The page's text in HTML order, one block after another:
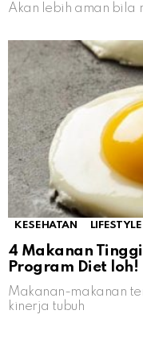
Akan lebih aman bila
KESEHATAN LIFESTYLE
4 Makanan
Program Diet loh!
Makanan-makanan
kinerja tubuh